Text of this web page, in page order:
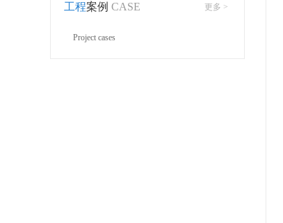
power cable
工程案例 CASE
Project cases
更多 >